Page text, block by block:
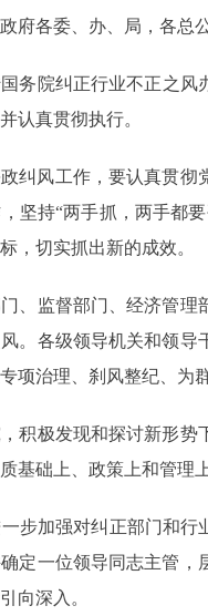
府各委、办、局，各总
院纠正行业不正之风
认真贯彻执行。
风工作，要认真贯彻
坚持“两手抓，两手都
，切实抓出新的成效。
监督部门、经济管理
。各级领导机关和领
项治理、刹风整纪、为
极发现和探讨新形势
基础上、政策上和管
加强对纠正部门和行
定一位领导同志主管
向深入。